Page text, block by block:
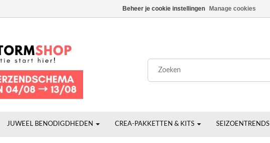
JUWEEL BENODIGDHEDEN CREA-PAKKETTEN & KITS SEIZOENTRENDS
Beheer je cookie instellingen Manage cookies